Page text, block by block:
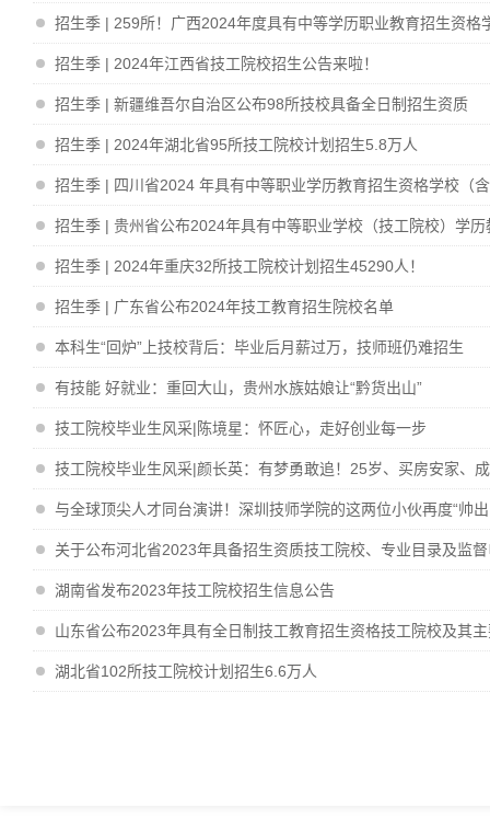
招生季 | 259所！广西2024年度具有中等学历职业教育招生资格
招生季 | 2024年江西省技工院校招生公告来啦！
招生季 | 新疆维吾尔自治区公布98所技校具备全日制招生资质
招生季 | 2024年湖北省95所技工院校计划招生5.8万人
招生季 | 四川省2024 年具有中等职业学历教育招生资格学校（
招生季 | 贵州省公布2024年具有中等职业学校（技工院校）学
招生季 | 2024年重庆32所技工院校计划招生45290人！
招生季 | 广东省公布2024年技工教育招生院校名单
本科生“回炉”上技校背后：毕业后月薪过万，技师班仍难招生
有技能 好就业：重回大山，贵州水族姑娘让“黔货出山”
技工院校毕业生风采|陈境星：怀匠心，走好创业每一步
技工院校毕业生风采|颜长英：有梦勇敢追！25岁、买房安家、
与全球顶尖人才同台演讲！深圳技师学院的这两位小伙再度“帅
关于公布河北省2023年具备招生资质技工院校、专业目录及监
湖南省发布2023年技工院校招生信息公告
山东省公布2023年具有全日制技工教育招生资格技工院校及其
湖北省102所技工院校计划招生6.6万人